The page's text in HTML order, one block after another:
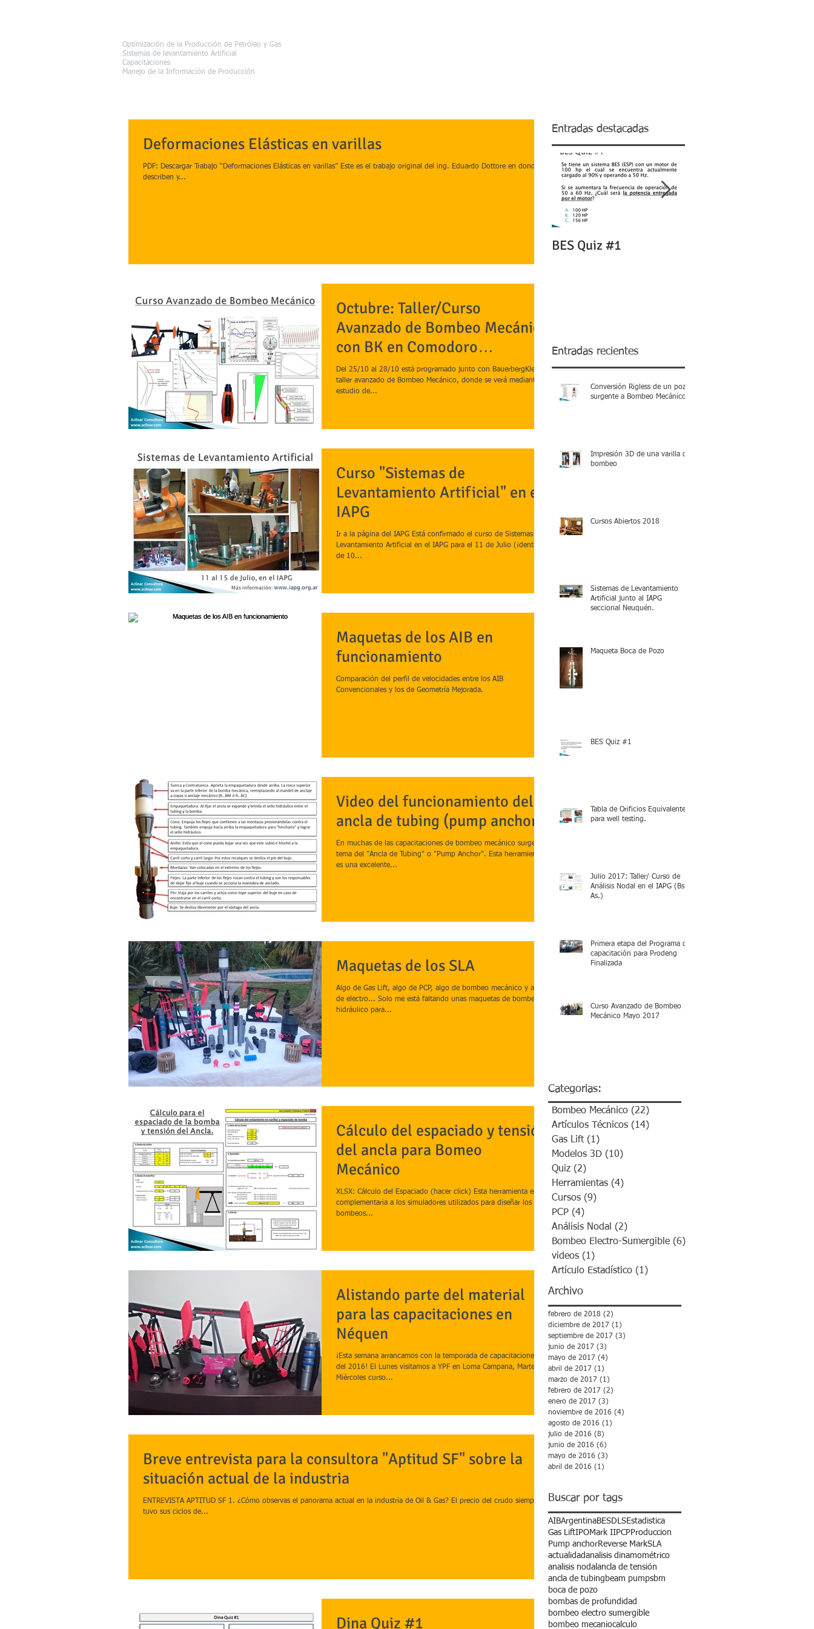
Optimización de la Producción de Petróleo y Gas
Sistemas de levantamiento Artificial
Capacitaciones
Manejo de la Información de Producción
Deformaciones Elásticas en varillas
PDF: Descargar Trabajo “Deformaciones Elásticas en varillas” Este es el trabajo original del ing. Eduardo Dottore en donde se
describen y...
Octubre: Taller/Curso
Avanzado de Bombeo Mecánico
con BK en Comodoro
Rivadavia.
Del 25/10 al 28/10 está programado junto con BauerbergKlein el
taller avanzado de Bombeo Mecánico, donde se verá mediante el
estudio de...
Curso "Sistemas de
Levantamiento Artificial" en el
IAPG
Ir a la página del IAPG Está confirmado el curso de Sistemas de
Levantamiento Artificial en el IAPG para el 11 de Julio (¡dentro
de 10...
Maquetas de los AIB en
funcionamiento
Comparación del perfil de velocidades entre los AIB
Convencionales y los de Geometría Mejorada.
Video del funcionamiento del
ancla de tubing (pump anchor)
En muchas de las capacitaciones de bombeo mecánico surge el
tema del "Ancla de Tubing" o "Pump Anchor". Esta herramienta
es una excelente...
Maquetas de los SLA
Algo de Gas Lift, algo de PCP, algo de bombeo mecánico y algo
de electro... Solo me está faltando unas maquetas de bombeo
hidráulico para...
Cálculo del espaciado y tensión
del ancla para Bomeo
Mecánico
XLSX: Cálculo del Espaciado (hacer click) Esta herramienta es
complementaria a los simuladores utilizados para diseñar los
bombeos...
Alistando parte del material
para las capacitaciones en
Néquen
¡Esta semana arrancamos con la temporada de capacitaciones
del 2016! El Lunes visitamos a YPF en Loma Campana, Martes a
Miércoles curso...
Breve entrevista para la consultora "Aptitud SF" sobre la
situación actual de la industria
ENTREVISTA APTITUD SF 1. ¿Cómo observas el panorama actual en la industria de Oil & Gas? El precio del crudo siempre
tuvo sus ciclos de...
Dina Quiz #1
Entradas destacadas
BES Quiz #1
Entradas recientes
Conversión Rigless de un pozo
surgente a Bombeo Mecánico
Impresión 3D de una varilla de
bombeo
Cursos Abiertos 2018
Sistemas de Levantamiento
Artificial junto al IAPG
seccional Neuquén.
Maqueta Boca de Pozo
BES Quiz #1
Tabla de Orificios Equivalentes
para well testing.
Julio 2017: Taller/ Curso de
Análisis Nodal en el IAPG (Bs.
As.)
Primera etapa del Programa de
capacitación para Prodeng
Finalizada
Curso Avanzado de Bombeo
Mecánico Mayo 2017
Categorias:
Bombeo Mecánico (22)
Artículos Técnicos (14)
Gas Lift (1)
Modelos 3D (10)
Quiz (2)
Herramientas (4)
Cursos (9)
PCP (4)
Análisis Nodal (2)
Bombeo Electro-Sumergible (6)
videos (1)
Artículo Estadístico (1)
Archivo
febrero de 2018 (2)
diciembre de 2017 (1)
septiembre de 2017 (3)
junio de 2017 (3)
mayo de 2017 (4)
abril de 2017 (1)
marzo de 2017 (1)
febrero de 2017 (2)
enero de 2017 (3)
noviembre de 2016 (4)
agosto de 2016 (1)
julio de 2016 (8)
junio de 2016 (6)
mayo de 2016 (3)
abril de 2016 (1)
Buscar por tags
AIBArgentinaBESDLSEstadistica
Gas LiftIPOMark IIPCPProduccion
Pump anchorReverse MarkSLA
actualidadanalisis dinamométrico
analisis nodal ancla de tensión
ancla de tubing beam pumpsbm
boca de pozo
bombas de profundidad
bombeo electro sumergible
bombeo mecaniocalculo